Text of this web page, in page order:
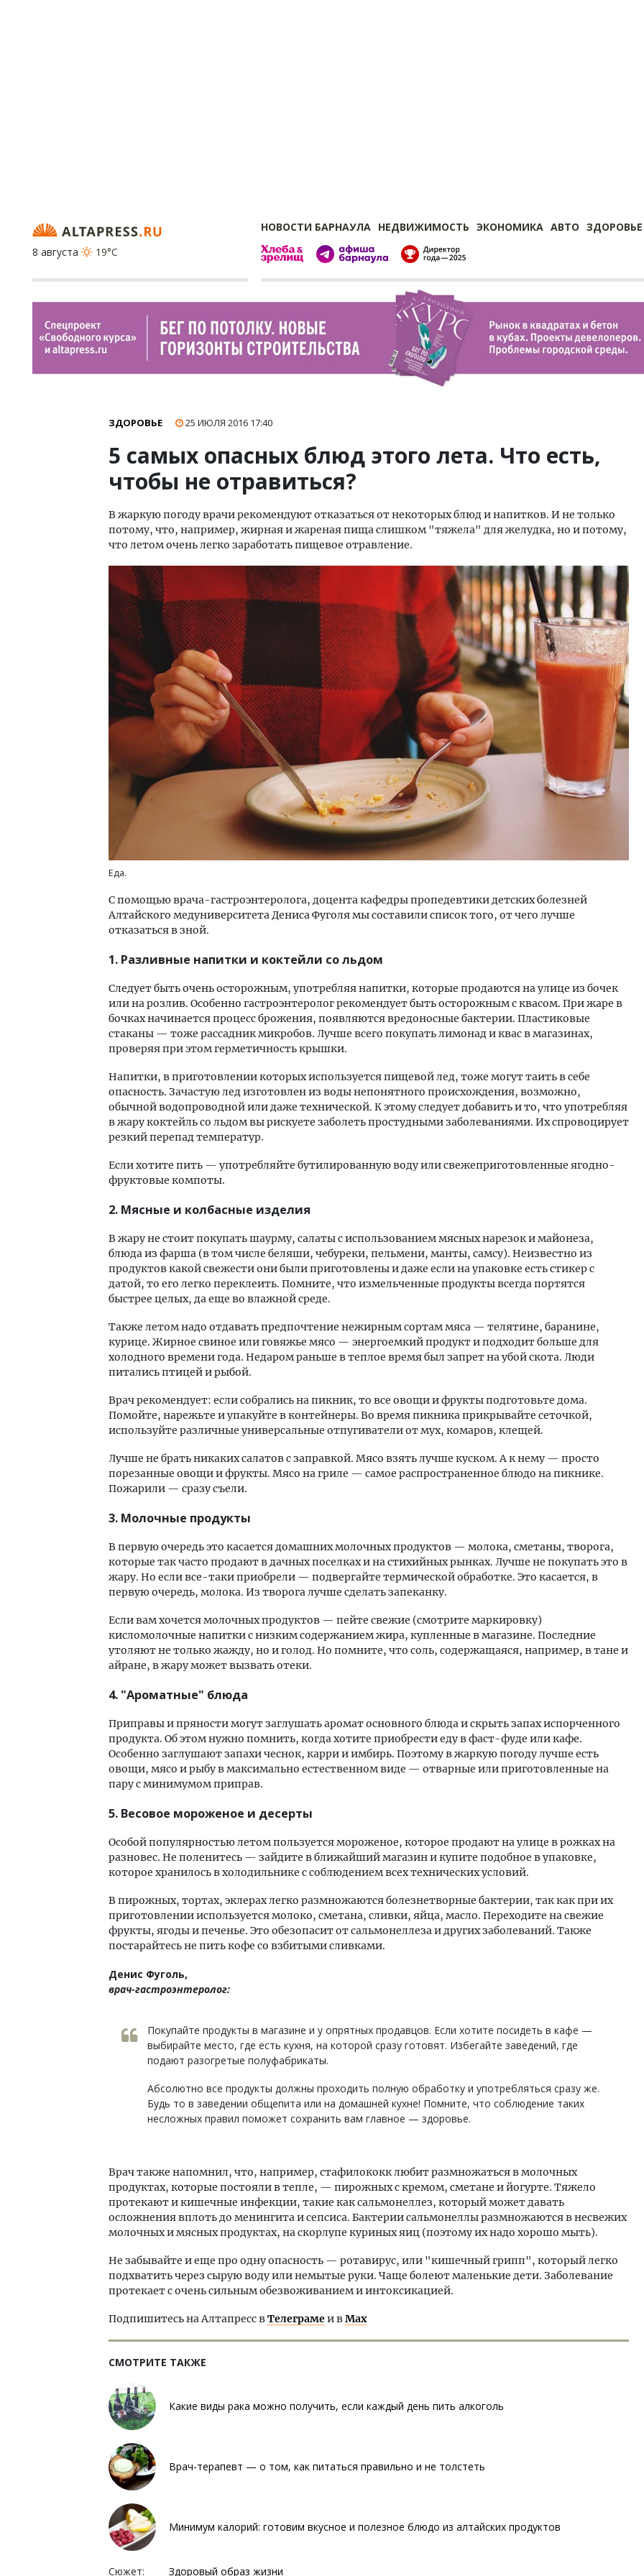
НОВОСТИ БАРНАУЛА НЕДВИЖИМОСТЬ ЭКОНОМИКА АВТО ЗДОРОВЬЕ
8 августа
19°C
ЗДОРОВЬЕ 25 ИЮЛЯ 2016 17:40
5 самых опасных блюд этого лета. Что есть,
чтобы не отравиться?
В жаркую погоду врачи рекомендуют отказаться от некоторых блюд и напитков. И не только
потому, что, например, жирная и жареная пища слишком "тяжела" для желудка, но и потому,
что летом очень легко заработать пищевое отравление.
Еда.
С помощью врача-гастроэнтеролога, доцента кафедры пропедевтики детских болезней
Алтайского медуниверситета Дениса Фуголя мы составили список того, от чего лучше
отказаться в зной.
1. Разливные напитки и коктейли со льдом
Следует быть очень осторожным, употребляя напитки, которые продаются на улице из бочек
или на розлив. Особенно гастроэнтеролог рекомендует быть осторожным с квасом. При жаре в
бочках начинается процесс брожения, появляются вредоносные бактерии. Пластиковые
стаканы — тоже рассадник микробов. Лучше всего покупать лимонад и квас в магазинах,
проверяя при этом герметичность крышки.
Напитки, в приготовлении которых используется пищевой лед, тоже могут таить в себе
опасность. Зачастую лед изготовлен из воды непонятного происхождения, возможно,
обычной водопроводной или даже технической. К этому следует добавить и то, что употребляя
в жару коктейль со льдом вы рискуете заболеть простудными заболеваниями. Их спровоцирует
резкий перепад температур.
Если хотите пить — употребляйте бутилированную воду или свежеприготовленные ягодно-
фруктовые компоты.
2. Мясные и колбасные изделия
В жару не стоит покупать шаурму, салаты с использованием мясных нарезок и майонеза,
блюда из фарша (в том числе беляши, чебуреки, пельмени, манты, самсу). Неизвестно из
продуктов какой свежести они были приготовлены и даже если на упаковке есть стикер с
датой, то его легко переклеить. Помните, что измельченные продукты всегда портятся
быстрее целых, да еще во влажной среде.
Также летом надо отдавать предпочтение нежирным сортам мяса — телятине, баранине,
курице. Жирное свиное или говяжье мясо — энергоемкий продукт и подходит больше для
холодного времени года. Недаром раньше в теплое время был запрет на убой скота. Люди
питались птицей и рыбой.
Врач рекомендует: если собрались на пикник, то все овощи и фрукты подготовьте дома.
Помойте, нарежьте и упакуйте в контейнеры. Во время пикника прикрывайте сеточкой,
используйте различные универсальные отпугиватели от мух, комаров, клещей.
Лучше не брать никаких салатов с заправкой. Мясо взять лучше куском. А к нему — просто
порезанные овощи и фрукты. Мясо на гриле — самое распространенное блюдо на пикнике.
Пожарили — сразу съели.
3. Молочные продукты
В первую очередь это касается домашних молочных продуктов — молока, сметаны, творога,
которые так часто продают в дачных поселках и на стихийных рынках. Лучше не покупать это в
жару. Но если все-таки приобрели — подвергайте термической обработке. Это касается, в
первую очередь, молока. Из творога лучше сделать запеканку.
Если вам хочется молочных продуктов — пейте свежие (смотрите маркировку)
кисломолочные напитки с низким содержанием жира, купленные в магазине. Последние
утоляют не только жажду, но и голод. Но помните, что соль, содержащаяся, например, в тане и
айране, в жару может вызвать отеки.
4. "Ароматные" блюда
Приправы и пряности могут заглушать аромат основного блюда и скрыть запах испорченного
продукта. Об этом нужно помнить, когда хотите приобрести еду в фаст-фуде или кафе.
Особенно заглушают запахи чеснок, карри и имбирь. Поэтому в жаркую погоду лучше есть
овощи, мясо и рыбу в максимально естественном виде — отварные или приготовленные на
пару с минимумом приправ.
5. Весовое мороженое и десерты
Особой популярностью летом пользуется мороженое, которое продают на улице в рожках на
разновес. Не поленитесь — зайдите в ближайший магазин и купите подобное в упаковке,
которое хранилось в холодильнике с соблюдением всех технических условий.
В пирожных, тортах, эклерах легко размножаются болезнетворные бактерии, так как при их
приготовлении используется молоко, сметана, сливки, яйца, масло. Переходите на свежие
фрукты, ягоды и печенье. Это обезопасит от сальмонеллеза и других заболеваний. Также
постарайтесь не пить кофе со взбитыми сливками.
Денис Фуголь,
врач-гастроэнтеролог:
Покупайте продукты в магазине и у опрятных продавцов. Если хотите посидеть в кафе —
выбирайте место, где есть кухня, на которой сразу готовят. Избегайте заведений, где
подают разогретые полуфабрикаты.
Абсолютно все продукты должны проходить полную обработку и употребляться сразу же.
Будь то в заведении общепита или на домашней кухне! Помните, что соблюдение таких
несложных правил поможет сохранить вам главное — здоровье.
Врач также напомнил, что, например, стафилококк любит размножаться в молочных
продуктах, которые постояли в тепле, — пирожных с кремом, сметане и йогурте. Тяжело
протекают и кишечные инфекции, такие как сальмонеллез, который может давать
осложнения вплоть до менингита и сепсиса. Бактерии сальмонеллы размножаются в несвежих
молочных и мясных продуктах, на скорлупе куриных яиц (поэтому их надо хорошо мыть).
Не забывайте и еще про одну опасность — ротавирус, или "кишечный грипп", который легко
подхватить через сырую воду или немытые руки. Чаще болеют маленькие дети. Заболевание
протекает с очень сильным обезвоживанием и интоксикацией.
Подпишитесь на Алтапресс вТелеграмеи вMax
СМОТРИТЕ ТАКЖЕ
Какие виды рака можно получить, если каждый день пить алкоголь
Врач-терапевт — о том, как питаться правильно и не толстеть
Минимум калорий: готовим вкусное и полезное блюдо из алтайских продуктов
Сюжет: Здоровый образ жизни
Архитектурный код начинается с
земли. Мощение крупноформатными
плитами становится новым
стандартом благоустройства
СТРОИТЕЛЬСТВО
Ищем новые берега. Гендиректор
«Жилищной инициативы» Юрий
Гатилов — о том, как девелоперу
оставаться на плаву, когда рынок
штормит
СТРОИТЕЛЬСТВО
Смелость архитектурных
Генеральный директор
ЗИАС — об эстетике